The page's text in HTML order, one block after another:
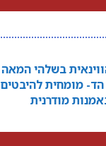
בשלהי המאה
הד- מומחית להיבטים
מודרנית